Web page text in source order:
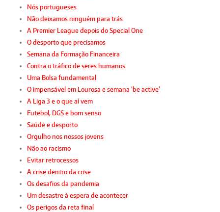
Nós portugueses
Não deixamos ninguém para trás
A Premier League depois do Special One
O desporto que precisamos
Semana da Formação Financeira
Contra o tráfico de seres humanos
Uma Bolsa fundamental
O impensável em Lourosa e semana ‘be active’
A Liga 3 e o que aí vem
Futebol, DGS e bom senso
Saúde e desporto
Orgulho nos nossos jovens
Não ao racismo
Evitar retrocessos
A crise dentro da crise
Os desafios da pandemia
Um desastre à espera de acontecer
Os perigos da reta final